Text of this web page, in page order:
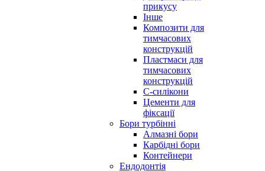
прикусу
Інше
Композити для
тимчасових
конструкцій
Пластмаси для
тимчасових
конструкцій
С-силікони
Цементи для
фіксації
Бори турбінні
Алмазні бори
Карбідні бори
Контейнери
Ендодонтія